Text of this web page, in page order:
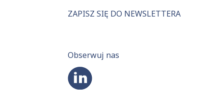
ZAPISZ SIĘ DO NEWSLETTERA
Obserwuj nas